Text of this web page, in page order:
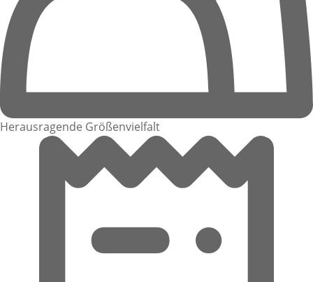
Herausragende Größenvielfalt